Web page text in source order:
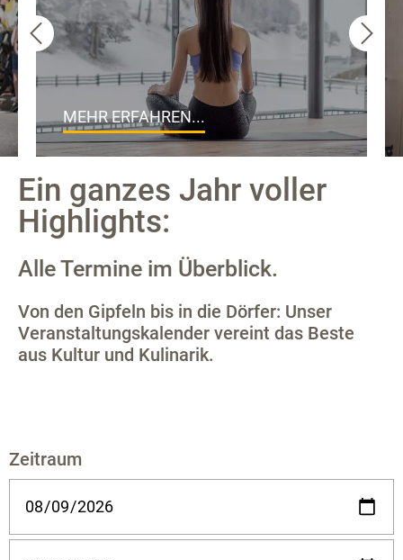
MEHR ERFAHREN...
Ein ganzes Jahr voller
Highlights:
Alle Termine im Überblick.
Von den Gipfeln bis in die Dörfer: Unser
Veranstaltungskalender vereint das Beste
aus Kultur und Kulinarik.
Zeitraum